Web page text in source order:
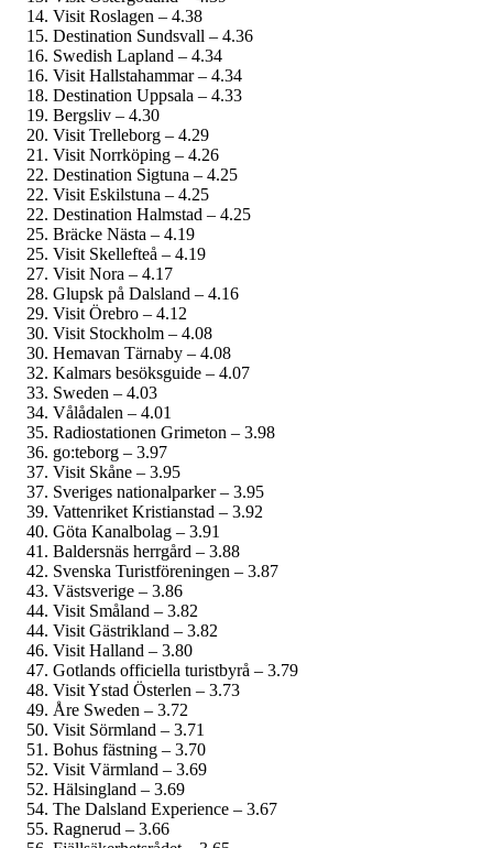
Visit Roslagen – 4.38
Destination Sundsvall – 4.36
Swedish Lapland – 4.34
Visit Hallstahammar – 4.34
Destination Uppsala – 4.33
Bergsliv – 4.30
Visit Trelleborg – 4.29
Visit Norrköping – 4.26
Destination Sigtuna – 4.25
Visit Eskilstuna – 4.25
Destination Halmstad – 4.25
Bräcke Nästa – 4.19
Visit Skellefteå – 4.19
Visit Nora – 4.17
Glupsk på Dalsland – 4.16
Visit Örebro – 4.12
Visit Stockholm – 4.08
Hemavan Tärnaby – 4.08
Kalmars besöksguide – 4.07
Sweden – 4.03
Vålådalen – 4.01
Radiostationen Grimeton – 3.98
go:teborg – 3.97
Visit Skåne – 3.95
Sveriges nationalparker – 3.95
Vattenriket Kristianstad – 3.92
Göta Kanalbolag – 3.91
Baldersnäs herrgård – 3.88
Svenska Turistföreningen – 3.87
Västsverige – 3.86
Visit Småland – 3.82
Visit Gästrikland – 3.82
Visit Halland – 3.80
Gotlands officiella turistbyrå – 3.79
Visit Ystad Österlen – 3.73
Åre Sweden – 3.72
Visit Sörmland – 3.71
Bohus fästning – 3.70
Visit Värmland – 3.69
Hälsingland – 3.69
The Dalsland Experience – 3.67
Ragnerud – 3.66